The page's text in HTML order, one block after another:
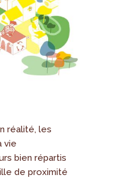
réalité, les
vie
bien répartis
de proximité